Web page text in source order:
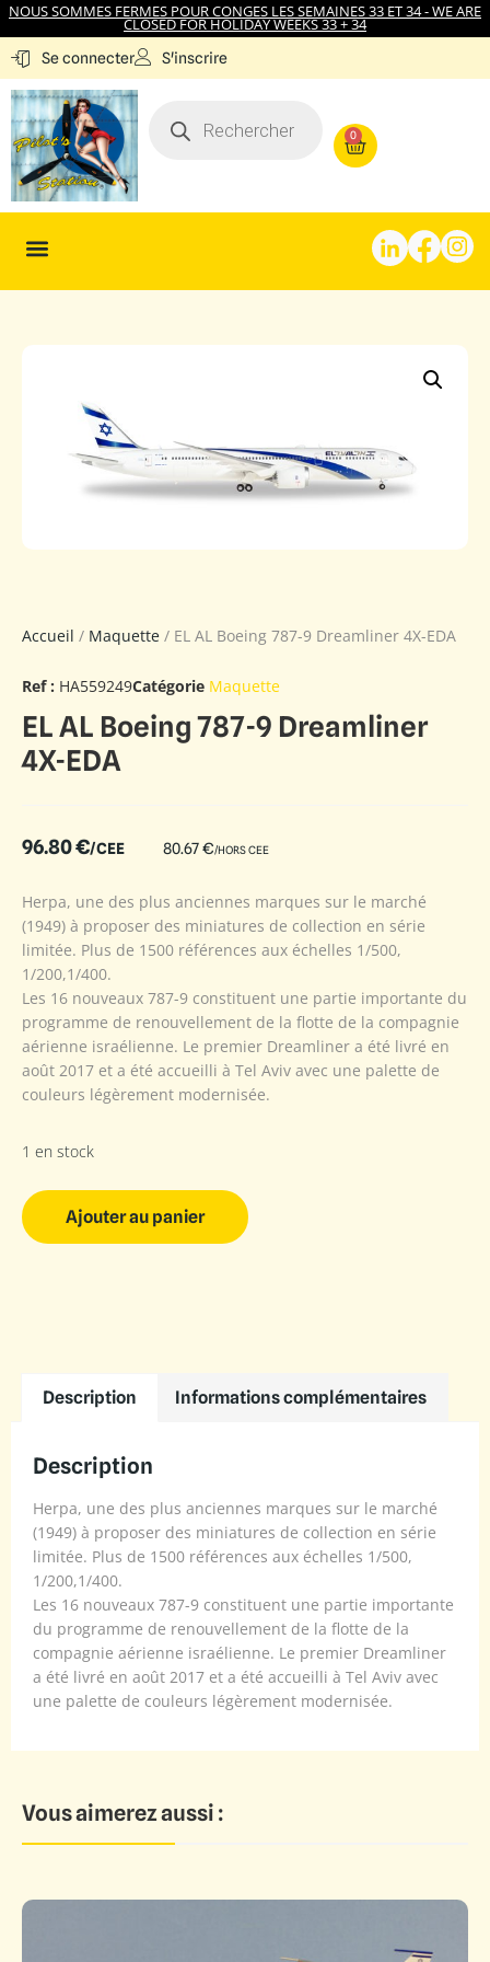
NOUS SOMMES FERMES POUR CONGES LES SEMAINES 33 ET 34 - WE ARE
CLOSED FOR HOLIDAY WEEKS 33 + 34
Se connecter S'inscrire
0
Accueil / Maquette / EL AL Boeing 787-9 Dreamliner 4X-EDA
Ref : HA559249Catégorie Maquette
EL AL Boeing 787-9 Dreamliner
4X-EDA
96.80€/CEE 80.67€/HORS CEE
Herpa, une des plus anciennes marques sur le marché
(1949) à proposer des miniatures de collection en série
limitée. Plus de 1500 références aux échelles 1/500,
1/200,1/400.
Les 16 nouveaux 787-9 constituent une partie importante du
programme de renouvellement de la flotte de la compagnie
aérienne israélienne. Le premier Dreamliner a été livré en
août 2017 et a été accueilli à Tel Aviv avec une palette de
couleurs légèrement modernisée.
1 en stock
Ajouter au panier
Description Informations complémentaires
Description
Herpa, une des plus anciennes marques sur le marché
(1949) à proposer des miniatures de collection en série
limitée. Plus de 1500 références aux échelles 1/500,
1/200,1/400.
Les 16 nouveaux 787-9 constituent une partie importante
du programme de renouvellement de la flotte de la
compagnie aérienne israélienne. Le premier Dreamliner
a été livré en août 2017 et a été accueilli à Tel Aviv avec
une palette de couleurs légèrement modernisée.
Vous aimerez aussi :